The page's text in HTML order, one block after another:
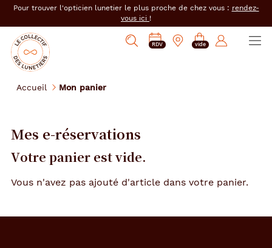
auPour trouver l'opticien lunetier le plus proche de chez vous : rendez-
vous ici !
Opticien
le
collectif
lunetiers
AfficherPRENDRE
RDV
Mon
magasin
Mes
vide
Mon
compte
Ouvrir
menu
Accueil Mon panier
Mes e-réservations
Votre panier est vide.
Vous n'avez pas ajouté d'article dans votre panier.